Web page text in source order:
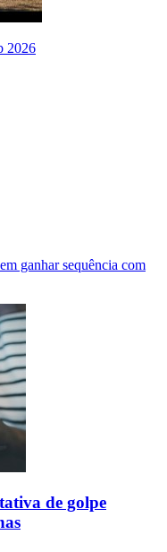
2026
ganhar sequência com
de golpe